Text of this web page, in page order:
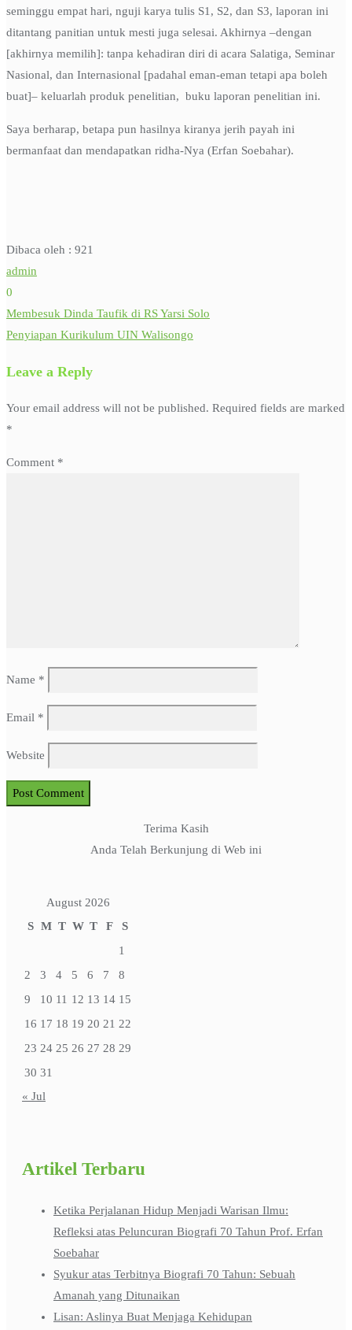
seminggu empat hari, nguji karya tulis S1, S2, dan S3, laporan ini
ditantang panitian untuk mesti juga selesai. Akhirnya –dengan
[akhirnya memilih]: tanpa kehadiran diri di acara Salatiga, Seminar
Nasional, dan Internasional [padahal eman-eman tetapi apa boleh
buat]– keluarlah produk penelitian, buku laporan penelitian ini.
Saya berharap, betapa pun hasilnya kiranya jerih payah ini
bermanfaat dan mendapatkan ridha-Nya (Erfan Soebahar).
Dibaca oleh : 921
admin
0
Post
Membesuk Dinda Taufik di RS Yarsi Solo
Penyiapan Kurikulum UIN Walisongo
Leave a Reply
Your email address will not be published. Required fields are marked
*
Comment *
Name *
Email *
Website
Terima Kasih
Anda Telah Berkunjung di Web ini
August 2026
S M T W T F
S
1
2
3 4 5 6 7
8
9
10 11 12 13 14 15
16 17 18 19 20 21 22
23 24 25 26 27 28 29
30 31
« Jul
Artikel Terbaru
Ketika Perjalanan Hidup Menjadi Warisan Ilmu:
Refleksi atas Peluncuran Biografi 70 Tahun Prof. Erfan
Soebahar
Syukur atas Terbitnya Biografi 70 Tahun: Sebuah
Amanah yang Ditunaikan
Lisan: Aslinya Buat Menjaga Kehidupan